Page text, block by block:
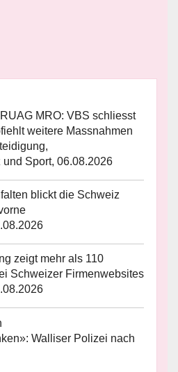
MRO: VBS schliesst
weitere Massnahmen
Sport, 06.08.2026
blickt die Schweiz
zeigt mehr als 110
Schweizer Firmenwebsites
Walliser Polizei nach